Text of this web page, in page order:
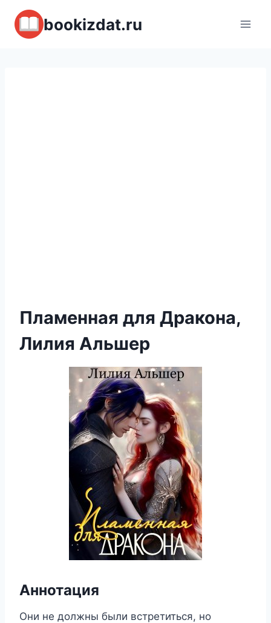
Перейти
содержимому
bookizdat.ru
Пламенная для Дракона,
Лилия Альшер
Аннотация
Они не должны были встретиться, но